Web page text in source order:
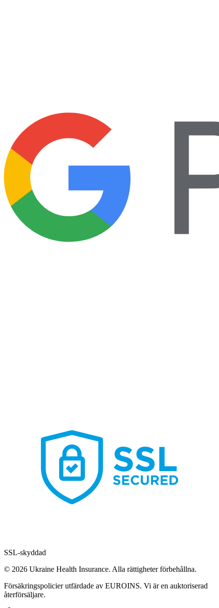
SSL-skyddad
© 2026 Ukraine Health Insurance. Alla rättigheter förbehållna.
Försäkringspolicier utfärdade av EUROINS. Vi är en auktoriserad
återförsäljare.